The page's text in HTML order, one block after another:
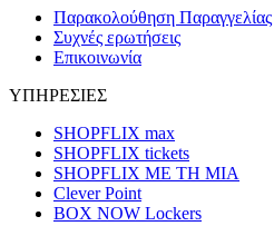
Παρακολούθηση Παραγγελίας
Συχνές ερωτήσεις
Επικοινωνία
ΥΠΗΡΕΣΙΕΣ
SHOPFLIX max
SHOPFLIX tickets
SHOPFLIX ΜΕ ΤΗ ΜΙΑ
Clever Point
BOX NOW Lockers